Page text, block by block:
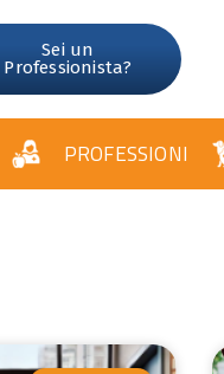
Sei un
Professionista?
PROFESSIONI